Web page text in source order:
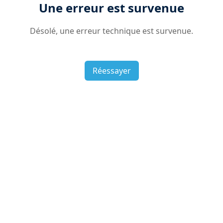
Une erreur est survenue
Désolé, une erreur technique est survenue.
Réessayer